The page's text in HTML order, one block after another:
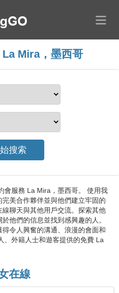
Mira，墨西哥
會服務 La Mira，墨西哥。 使用我
美合作夥伴並與他們建立牢固的
聊天與其他用戶交流。探索其他
他們的信息並找到感興趣的人。
令人興奮的溝通、浪漫的會面和
、外籍人士和遊客提供的免費 La
在線